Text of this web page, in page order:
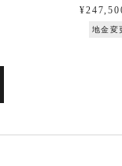
セール
地金変